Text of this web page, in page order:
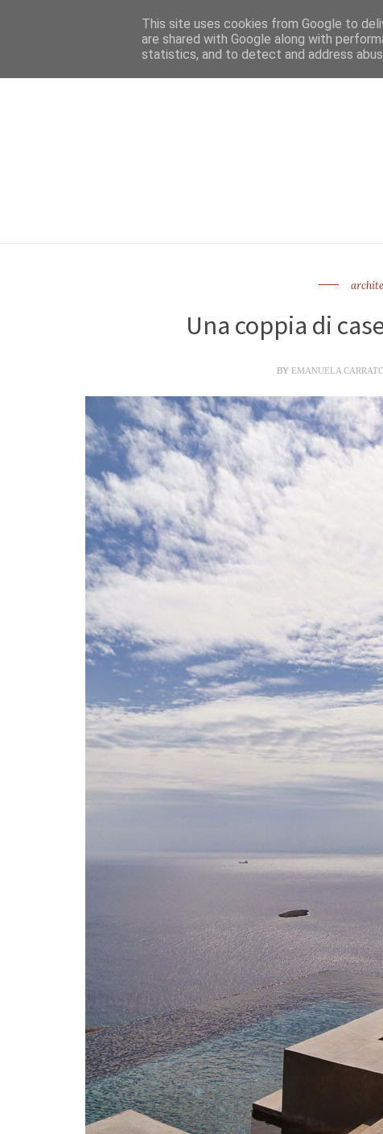
HOME NEWSLETTER
Una coppia di
BY EMANUELA
This site uses cookies from Google to
are shared with Google along with
statistics, and to detect and address